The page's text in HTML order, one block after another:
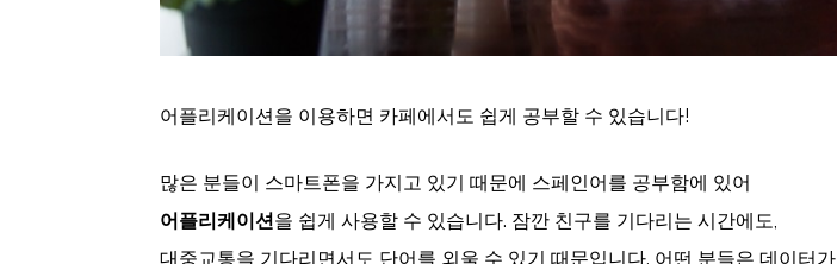
어플리케이션을 이용하면 카페에서도 쉽게 공부할 수 있습니다!
많은 분들이 스마트폰을 가지고 있기 때문에 스페인어를 공부함에 있어
어플리케이션을 쉽게 사용할 수 있습니다. 잠깐 친구를 기다리는 시간에도,
대중교통을 기다리면서도 단어를 외울 수 있기 때문입니다. 어떤 분들은 데이터가